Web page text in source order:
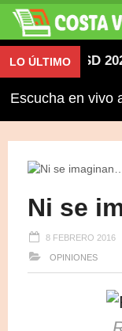
LO ÚLTIMOSD
Escucha en vivo
Ni se
8 FEBRERO 2016
OPINIONES